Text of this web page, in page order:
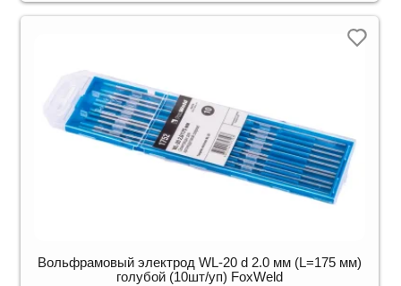
Вольфрамовый электрод WL-20 d 2.0 мм (L=175 мм)
голубой (10шт/уп) FoxWeld